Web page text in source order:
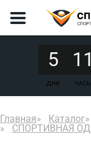
5
ДНИ
11
ЧАСЫ
Главная Каталог
СПОРТИВНАЯ